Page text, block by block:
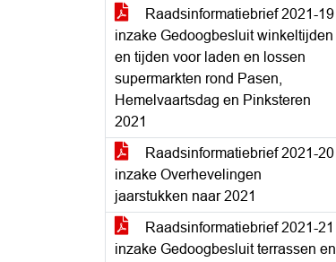
Raadsinformatiebrief 2021-19
inzake Gedoogbesluit winkeltijden
en tijden voor laden en lossen
supermarkten rond Pasen,
Hemelvaartsdag en Pinksteren
2021
Raadsinformatiebrief 2021-20
inzake Overhevelingen
jaarstukken naar 2021
Raadsinformatiebrief 2021-21
inzake Gedoogbesluit terrassen en